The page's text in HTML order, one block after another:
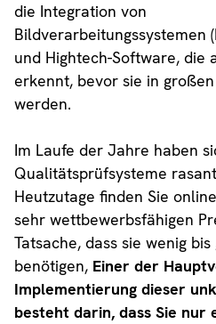
die Integration von
Bildverarbeitungssystemen
und Hightech-Software, die
erkennt, bevor sie in
werden.
Im Laufe der Jahre haben
Qualitätsprüfsysteme
Heutzutage finden Sie
sehr wettbewerbsfähigen
Tatsache, dass sie wenig
benötigen, Einer der
Implementierung dieser
besteht darin, dass Sie nur